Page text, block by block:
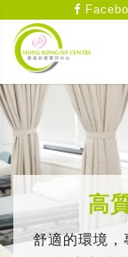
高
舒適的環境，